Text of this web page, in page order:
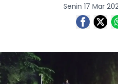
Senin 17 Mar